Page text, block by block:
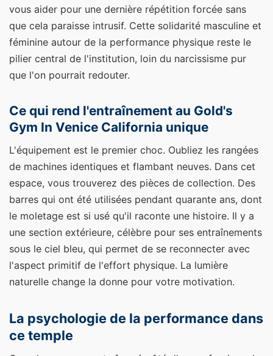
vous aider pour une dernière répétition forcée sans
que cela paraisse intrusif. Cette solidarité masculine et
féminine autour de la performance physique reste le
pilier central de l'institution, loin du narcissisme pur
que l'on pourrait redouter.
Ce qui rend l'entraînement au Gold's
Gym In Venice California unique
L'équipement est le premier choc. Oubliez les rangées
de machines identiques et flambant neuves. Dans cet
espace, vous trouverez des pièces de collection. Des
barres qui ont été utilisées pendant quarante ans, dont
le moletage est si usé qu'il raconte une histoire. Il y a
une section extérieure, célèbre pour ses entraînements
sous le ciel bleu, qui permet de se reconnecter avec
l'aspect primitif de l'effort physique. La lumière
naturelle change la donne pour votre motivation.
La psychologie de la performance dans
ce temple